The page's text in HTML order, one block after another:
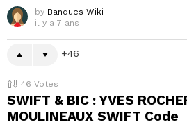
by Banques Wiki
il y a 7 ans
46
46 Votes
SWIFT & BIC : YVES
MOULINEAUX SWIFT Code